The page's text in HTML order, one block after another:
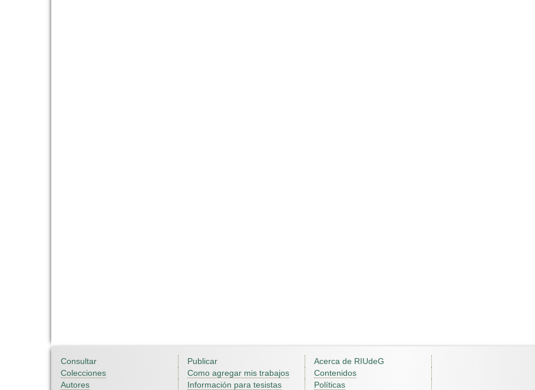
Consultar
Colecciones
Autores
Publicar
Como agregar mis trabajos
Información para tesistas
Acerca de RIUdeG
Contenidos
Políticas